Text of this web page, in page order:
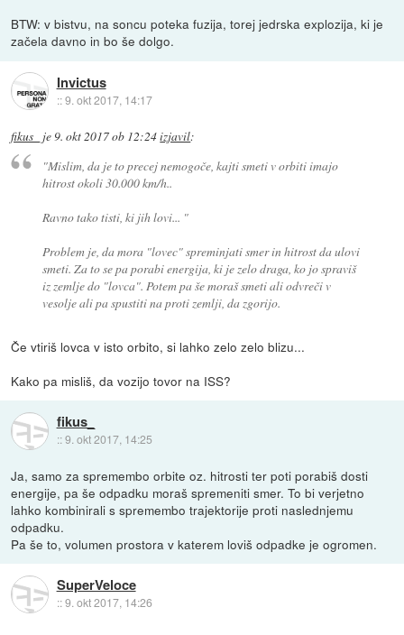
BTW: v bistvu, na soncu poteka fuzija, torej jedrska explozija, ki je
začela davno in bo še dolgo.
Invictus
::9. okt 2017, 14:17
fikus_ je 9. okt 2017 ob 12:24izjavil:
"Mislim, da je to precej nemogoče, kajti smeti v orbiti imajo
hitrost okoli 30.000 km/h..
Ravno tako tisti, ki jih lovi... "
Problem je, da mora "lovec" spreminjati smer in hitrost da ulovi
smeti. Za to se pa porabi energija, ki je zelo draga, ko jo spraviš
iz zemlje do "lovca". Potem pa še moraš smeti ali odvreči v
vesolje ali pa spustiti na proti zemlji, da zgorijo.
Če vtiriš lovca v isto orbito, si lahko zelo zelo blizu...
Kako pa misliš, da vozijo tovor na ISS?
fikus_
::9. okt 2017, 14:25
Ja, samo za spremembo orbite oz. hitrosti ter poti porabiš dosti
energije, pa še odpadku moraš spremeniti smer. To bi verjetno
lahko kombinirali s spremembo trajektorije proti naslednjemu
odpadku.
Pa še to, volumen prostora v katerem loviš odpadke je ogromen.
SuperVeloce
::9. okt 2017, 14:26